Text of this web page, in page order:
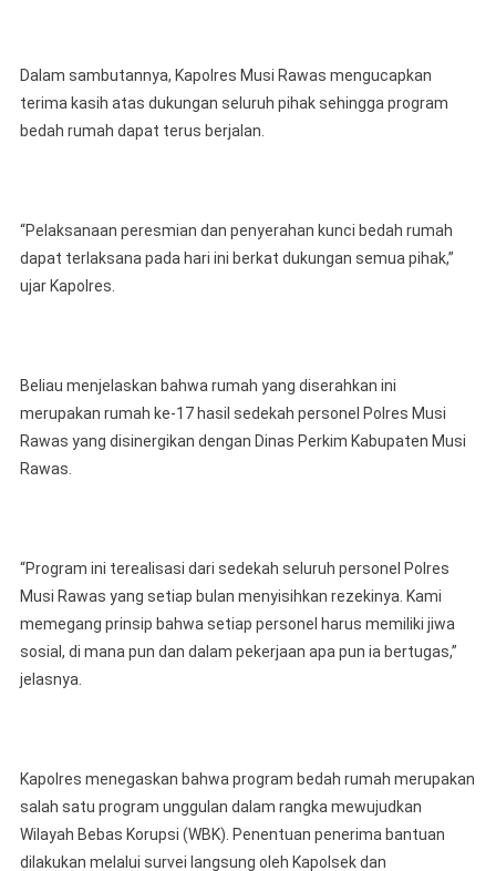
Dalam sambutannya, Kapolres Musi Rawas mengucapkan
terima kasih atas dukungan seluruh pihak sehingga program
bedah rumah dapat terus berjalan.
“Pelaksanaan peresmian dan penyerahan kunci bedah rumah
dapat terlaksana pada hari ini berkat dukungan semua pihak,”
ujar Kapolres.
Beliau menjelaskan bahwa rumah yang diserahkan ini
merupakan rumah ke-17 hasil sedekah personel Polres Musi
Rawas yang disinergikan dengan Dinas Perkim Kabupaten Musi
Rawas.
“Program ini terealisasi dari sedekah seluruh personel Polres
Musi Rawas yang setiap bulan menyisihkan rezekinya. Kami
memegang prinsip bahwa setiap personel harus memiliki jiwa
sosial, di mana pun dan dalam pekerjaan apa pun ia bertugas,”
jelasnya.
Kapolres menegaskan bahwa program bedah rumah merupakan
salah satu program unggulan dalam rangka mewujudkan
Wilayah Bebas Korupsi (WBK). Penentuan penerima bantuan
dilakukan melalui survei langsung oleh Kapolsek dan